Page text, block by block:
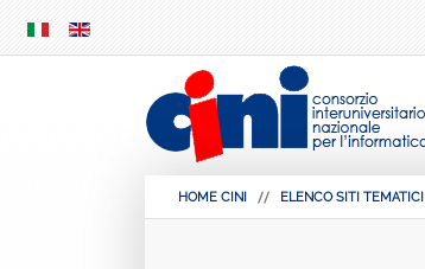
MENU
HOME CINI ELENCO SITI TEMATICI